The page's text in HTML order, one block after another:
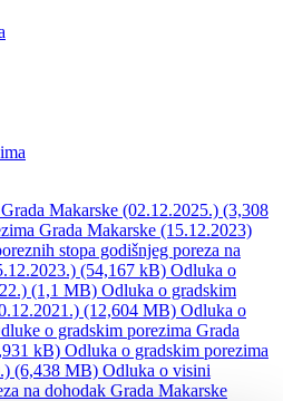
Makarske (02.12.2025.) (3,308
Grada Makarske (15.12.2023)
stopa godišnjeg poreza na
(54,167 kB) Odluka o
(1,1 MB) Odluka o gradskim
(12,604 MB) Odluka o
o gradskim porezima Grada
kB) Odluka o gradskim porezima
(6,438 MB) Odluka o visini
na dohodak Grada Makarske